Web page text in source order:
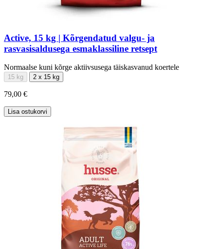
Active, 15 kg | Kõrgendatud valgu- ja
rasvasisaldusega esmaklassiline retsept
Normaalse kuni kõrge aktiivsusega täiskasvanud koertele
15 kg 2 x 15 kg
79,00 €
Lisa ostukorvi